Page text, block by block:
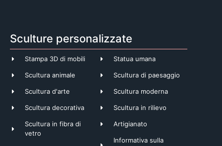
Sculture personalizzate
Stampa 3D di mobili
Scultura animale
Scultura d'arte
Scultura decorativa
Scultura in fibra di
vetro
Statua umana
Scultura di paesaggio
Scultura moderna
Scultura in rilievo
Artigianato
Informativa sulla